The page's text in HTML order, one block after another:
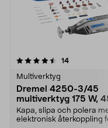
14recensioner
Multiverktyg
Dremel 4250-3/45
multiverktyg 175 W,
Kapa, slipa och polera
elektronisk återkoppling
5.0 av 5 stjärnor